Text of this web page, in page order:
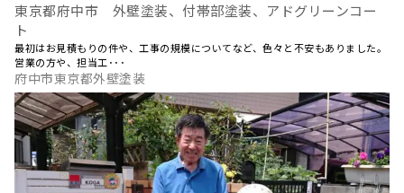
東京都府中市 外壁塗装、付帯部塗装、アドグリーンコー
ト
最初はお見積もりの件や、工事の規模についてなど、色々と不安もありました。
営業の方や、担当工･･･
府中市東京都外壁塗装